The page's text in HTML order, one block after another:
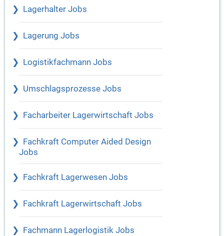
Lagerhalter Jobs
Lagerung Jobs
Logistikfachmann Jobs
Umschlagsprozesse Jobs
Facharbeiter Lagerwirtschaft Jobs
Fachkraft Computer Aided Design
Jobs
Fachkraft Lagerwesen Jobs
Fachkraft Lagerwirtschaft Jobs
Fachmann Lagerlogistik Jobs